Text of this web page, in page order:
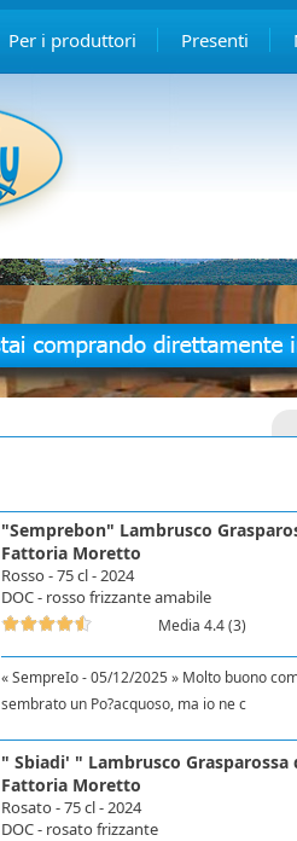
Per i produttori Presenti
"Semprebon" Lambrusco
Fattoria Moretto
Rosso - 75 cl - 2024
DOC - rosso frizzante amabile
Media 4.4 (3)
« SempreIo - 05/12/2025 » Molto buono
sembrato un Po?acquoso, ma io ne c
" Sbiadi' " Lambrusco Grasparossa
Fattoria Moretto
Rosato - 75 cl - 2024
DOC - rosato frizzante